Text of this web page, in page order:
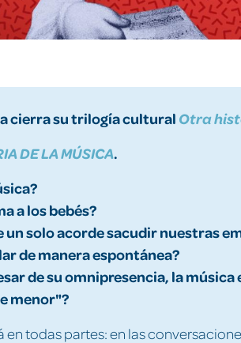
cierra su trilogía cultural Otra
DE LA MÚSICA.
a los bebés?
un solo acorde sacudir nuestras
de manera espontánea?
de su omnipresencia, la
menor"?
en todas partes: en las